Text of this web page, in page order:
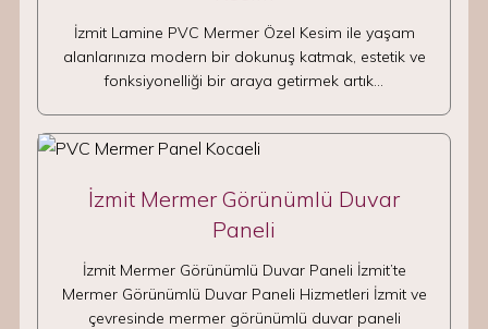
İzmit Lamine PVC Mermer Özel Kesim ile yaşam
alanlarınıza modern bir dokunuş katmak, estetik ve
fonksiyonelliği bir araya getirmek artık…
İzmit Mermer Görünümlü Duvar
Paneli
İzmit Mermer Görünümlü Duvar Paneli İzmit’te
Mermer Görünümlü Duvar Paneli Hizmetleri İzmit ve
çevresinde mermer görünümlü duvar paneli